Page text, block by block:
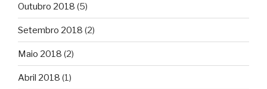
Outubro 2018 (5)
Setembro 2018 (2)
Maio 2018 (2)
Abril 2018 (1)